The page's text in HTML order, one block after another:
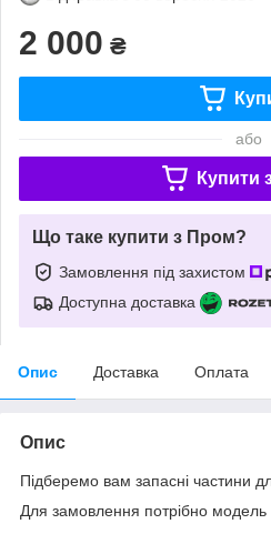
2 000 ₴
або
Купити
Що таке купити з Пром?
Замовлення під захистом
Доступна доставка
Опис Доставка Оплата
Опис
Підберемо вам запасні частини
Для замовлення потрібно модель